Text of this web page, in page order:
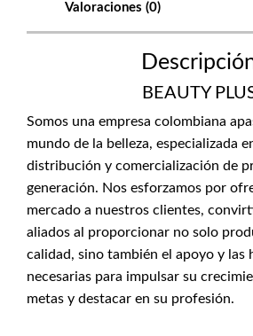
Valoraciones (0)
BEAUTY
Somos una empresa colombiana
mundo de la belleza, especializada
distribución y comercialización de
generación. Nos esforzamos por
mercado a nuestros clientes,
aliados al proporcionar no solo
calidad, sino también el apoyo y las
necesarias para impulsar su
metas y destacar en su profesión.